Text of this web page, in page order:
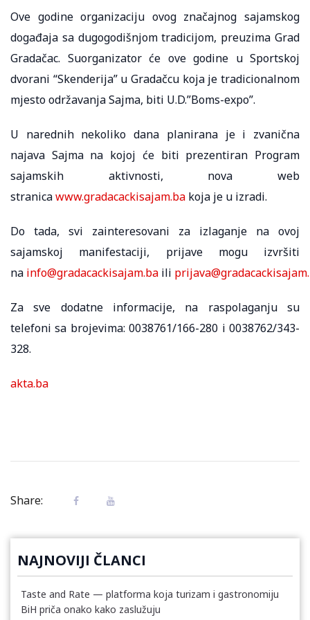
Ove godine organizaciju ovog značajnog sajamskog
događaja sa dugogodišnjom tradicijom, preuzima Grad
Gradačac. Suorganizator će ove godine u Sportskoj
dvorani “Skenderija” u Gradačcu koja je tradicionalnom
mjesto održavanja Sajma, biti U.D.”Boms-expo”.
U narednih nekoliko dana planirana je i zvanična
najava Sajma na kojoj će biti prezentiran Program
sajamskih aktivnosti, nova web
stranicawww.gradacackisajam.ba koja je u izradi.
Do tada, svi zainteresovani za izlaganje na ovoj
sajamskoj manifestaciji, prijave mogu izvršiti
na info@gradacackisajam.ba ili
Za sve dodatne informacije, na raspolaganju su
telefoni sa brojevima: 0038761/166-280 i 0038762/343-
328.
akta.ba
Share:
NAJNOVIJI ČLANCI
Taste and Rate — platforma koja turizam i gastronomiju
BiH priča onako kako zaslužuju